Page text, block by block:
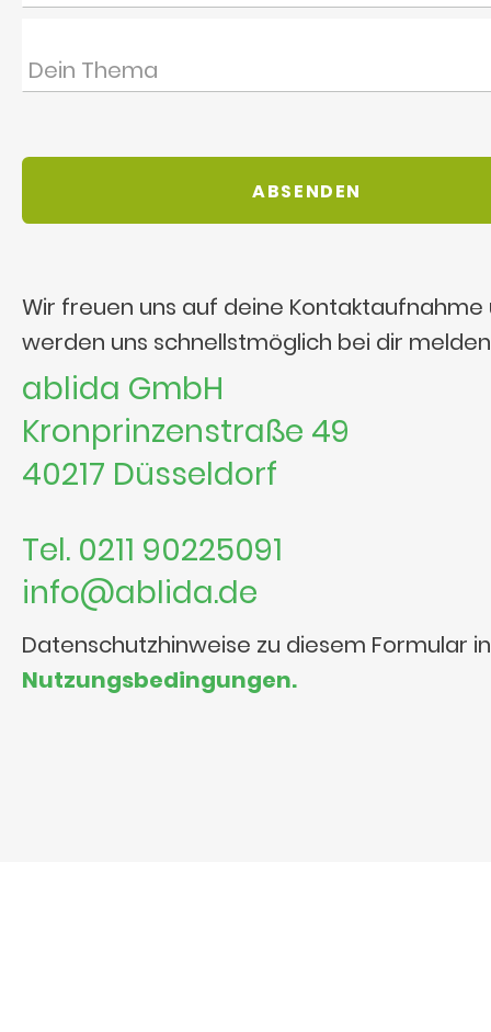
Wir freuen uns auf deine Kontaktaufnahme
werden uns schnellstmöglich bei dir
ablida GmbH
Kronprinzenstraße 49
40217 Düsseldorf
Tel. 0211 90225091
info@ablida.de
Datenschutzhinweise zu diesem Formular
Nutzungsbedingungen.